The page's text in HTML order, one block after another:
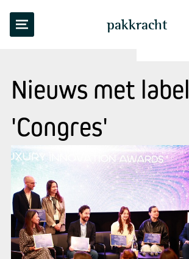
pakkracht
Nieuws met label
'Congres'